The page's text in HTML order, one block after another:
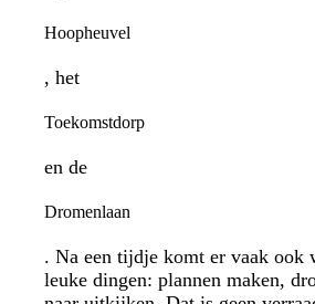
Hoopheuvel
, het
Toekomstdorp
en de
Dromenlaan
. Na een tijdje komt er vaak ook
leuke dingen: plannen maken,